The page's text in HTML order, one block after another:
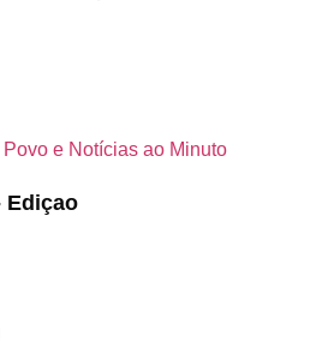
e Notícias ao Minuto
Ediçao